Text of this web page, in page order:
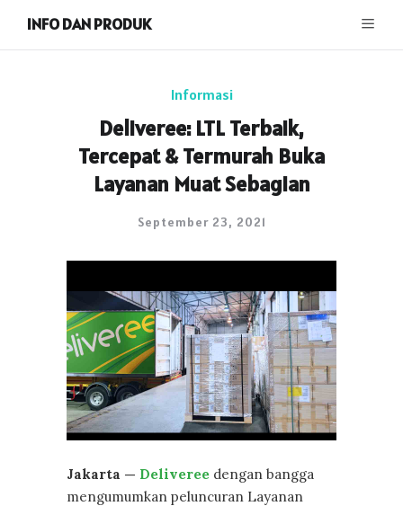
INFO DAN PRODUK
Informasi
Deliveree: LTL Terbaik,
Tercepat & Termurah Buka
Layanan Muat Sebagian
September 23, 2021
Jakarta — Deliveree dengan bangga
mengumumkan peluncuran Layanan